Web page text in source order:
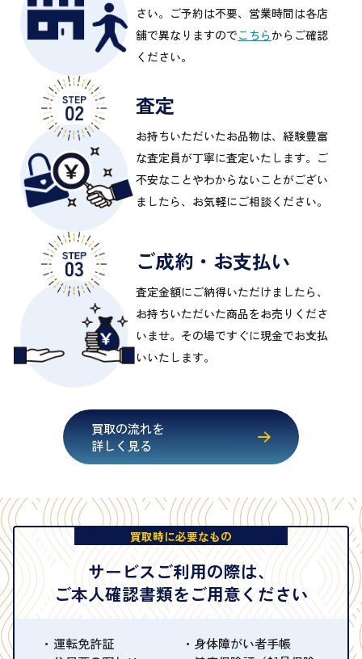
さい。ご予約は不要、営業時間は各店
舗で異なりますのでこちらからご確認
ください。
査定
お持ちいただいたお品物は、経験豊富
な査定員が丁寧に査定いたします。ご
不安なことやわからないことがござい
ましたら、お気軽にご相談ください。
ご成約・お支払い
査定金額にご納得いただけましたら、
お持ちいただいた商品をお売りくださ
いませ。その場ですぐに現金でお支払
いいたします。
買取の流れを
詳しく見る
買取時に必要なもの
サービスご利用の際は、
ご本人確認書類をご用意ください
運転免許証
身体障がい者手帳